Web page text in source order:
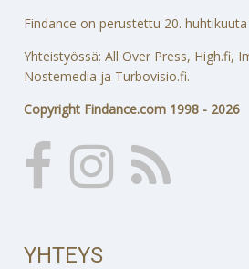
Findance on perustettu 20. huhtikuuta
Yhteistyössä: All Over Press, High.fi,
Nostemedia ja Turbovisio.fi.
Copyright Findance.com 1998 - 2026
YHTEYS